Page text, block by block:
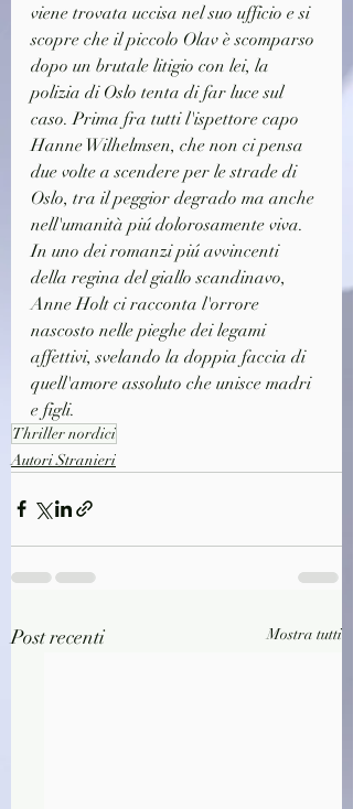
viene trovata uccisa nel suo ufficio e si
scopre che il piccolo Olav è scomparso
dopo un brutale litigio con lei, la
polizia di Oslo tenta di far luce sul
caso. Prima fra tutti l'ispettore capo
Hanne Wilhelmsen, che non ci pensa
due volte a scendere per le strade di
Oslo, tra il peggior degrado ma anche
nell'umanità piú dolorosamente viva.
In uno dei romanzi piú avvincenti
della regina del giallo scandinavo,
Anne Holt ci racconta l'orrore
nascosto nelle pieghe dei legami
affettivi, svelando la doppia faccia di
quell'amore assoluto che unisce madri
e figli.
Thriller nordici
Autori Stranieri
Post recenti Mostra tutti